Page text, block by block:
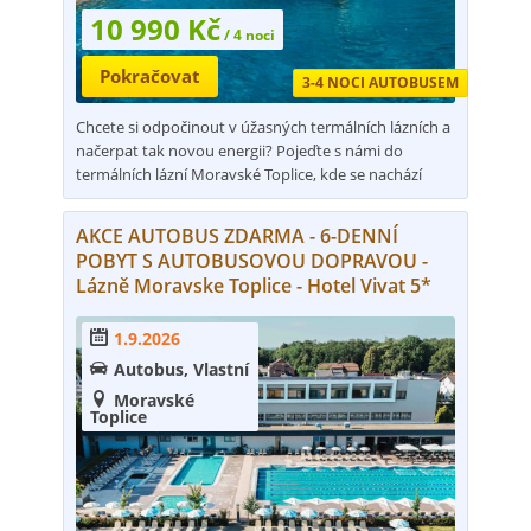
3-4 NOCI AUTOBUSEM
10 990 Kč/ 4 noci
Pokračovat
Chcete si odpočinout v úžasných termálních lázních a
načerpat tak novou energii? Pojeďte s námi do
termálních lázní Moravské Toplice, kde se nachází
nezapomenutý aquapark s unikátní černou termální
Tyto lázně se nachází kousek za rakouskými
hranicemi a jejich vznik se datuje do 50. let 20. století.
Tyto přírodní prameny byly objeveny během
pokusných vrtů při hledání černého zlata – ropy.
Místo ropy však vytryskla unikátní černá termální
voda, která vyvěrá z hloubky 1500 m pod povrchem a
při prameni má 72°C. Aby byla vhodná ke koupání,
tak se musí ochlazovat na teplotu vody 38-39°C.
Všechny bazény v hotelu a v TERME 3000 mají
termominerální vodu s léčivými účinky. Voda v
bazénech je filtrovaná a chlorovaná. Voda v černých
bazénech není filtrovaná a není chlorovaná.
AKCE AUTOBUS ZDARMA - 6-DENNÍ
POBYT S AUTOBUSOVOU DOPRAVOU -
Lázně Moravske Toplice - Hotel Vivat 5*
 1.9.2026
 Autobus, Vlastní
 Moravské
Toplice